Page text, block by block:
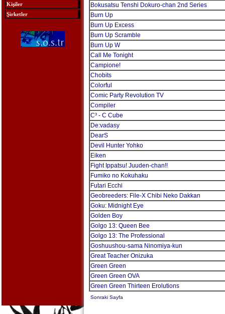
Kişiler
Şirketler
Bokusatsu Tenshi Dokuro-chan 2nd Series
Burn Up
Burn Up Excess
Burn Up Scramble
Burn Up W
Call Me Tonight
Campione!
Chobits
Colorful
Comic Party Revolution TV
Compiler
C³ - C Cube
De:vadasy
DearS
Devil Hunter Yohko
Eiken
Fight Ippatsu! Juuden-chan!!
Fumiko no Kokuhaku
Futari Ecchi
Geobreeders: File-X Chibi Neko Dakkan
Goku: Midnight Eye
Golden Boy
Golgo 13: Queen Bee
Golgo 13: The Professional
Goshuushou-sama Ninomiya-kun
Great Teacher Onizuka
Green Green
Green Green OVA
Green Green Thirteen Erolutions
Sonraki Sayfa